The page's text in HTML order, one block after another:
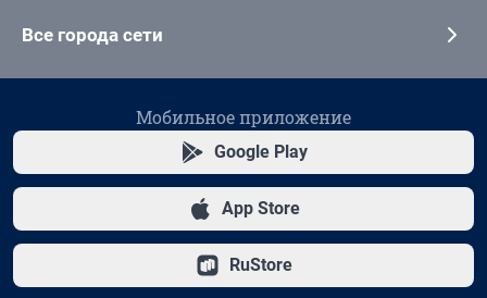
Все города сети
Мобильное приложение
Google Play
App Store
RuStore